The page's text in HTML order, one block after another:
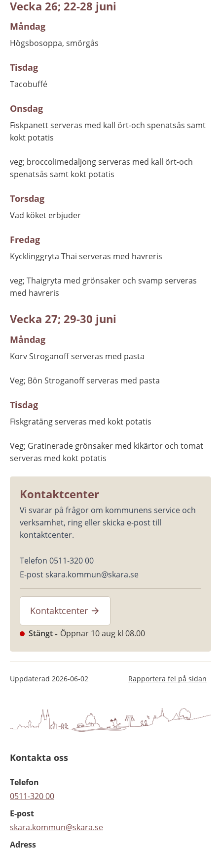
Vecka 26; 22-28 juni
Måndag
Högsbosoppa, smörgås
Tisdag
Tacobuffé
Onsdag
Fiskpanett serveras med kall ört-och spenatsås samt
kokt potatis
veg; broccolimedaljong serveras med kall ört-och
spenatsås samt kokt potatis
Torsdag
Vad köket erbjuder
Fredag
Kycklinggryta Thai serveras med havreris
veg; Thaigryta med grönsaker och svamp serveras
med havreris
Vecka 27; 29-30 juni
Måndag
Korv Stroganoff serveras med pasta
Veg; Bön Stroganoff serveras med pasta
Tisdag
Fiskgratäng serveras med kokt potatis
Veg; Gratinerade grönsaker med kikärtor och tomat
serveras med kokt potatis
Kontaktcenter
Vi svarar på frågor om kommunens service och
verksamhet, ring eller skicka e-post till
kontaktcenter.
Telefon 0511-320 00
E-post skara.kommun@skara.se
Kontaktcenter
Stängt Öppnar 10 aug kl 08.00
Uppdaterad 2026-06-02 Rapportera fel på sidan
Kontakta oss
Telefon
0511-320 00
E-post
skara.kommun@skara.se
Adress